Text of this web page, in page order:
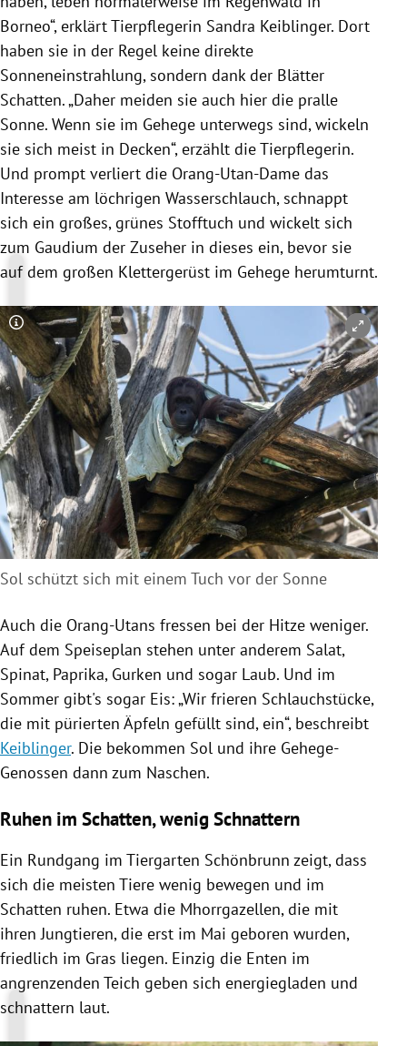
Borneo“, erklärt Tierpflegerin Sandra Keiblinger. Dort
haben sie in der Regel keine direkte
Sonneneinstrahlung, sondern dank der Blätter
Schatten. „Daher meiden sie auch hier die pralle
Sonne. Wenn sie im Gehege unterwegs sind, wickeln
sie sich meist in Decken“, erzählt die Tierpflegerin.
Und prompt verliert die Orang-Utan-Dame das
Interesse am löchrigen Wasserschlauch, schnappt
sich ein großes, grünes Stofftuch und wickelt sich
zum Gaudium der Zuseher in dieses ein, bevor sie
auf dem großen Klettergerüst im Gehege herumturnt.
Copyright-Hinweis öffnen/schließen
Sol schützt sich mit einem Tuch vor der Sonne
Auch die Orang-Utans fressen bei der Hitze weniger.
Auf dem Speiseplan stehen unter anderem Salat,
Spinat, Paprika, Gurken und sogar Laub. Und im
Sommer gibt's sogar Eis: „Wir frieren Schlauchstücke,
die mit pürierten Äpfeln gefüllt sind, ein“, beschreibt
Keiblinger. Die bekommen Sol und ihre Gehege-
Genossen dann zum Naschen.
Ruhen im Schatten, wenig Schnattern
Ein Rundgang im Tiergarten Schönbrunn zeigt, dass
sich die meisten Tiere wenig bewegen und im
Schatten ruhen. Etwa die Mhorrgazellen, die mit
ihren Jungtieren, die erst im Mai geboren wurden,
friedlich im Gras liegen. Einzig die Enten im
angrenzenden Teich geben sich energiegladen und
schnattern laut.